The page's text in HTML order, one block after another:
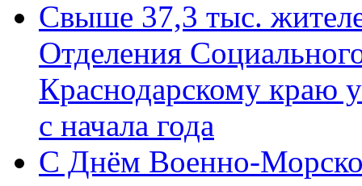
Свыше 37,3 тыс.
Отделения
Краснодарскому краю
с начала года
C Днём Военно-